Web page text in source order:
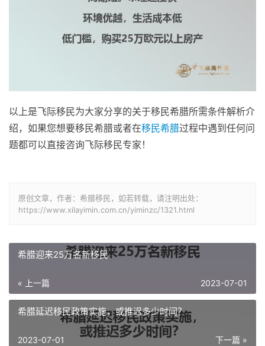
以上是飞际移民为大家分享的关于移民希腊所需条件解析介
绍，如果您想要移民希腊或者在移民希腊过程中遇到任何问
题都可以直接咨询飞际移民专家！
原创文章，作者：希腊移民，如若转载，请注明出处：
https://www.xilayimin.com.cn/yiminzc/1321.html
希腊迎来25万名新移民
« 上一篇 2023-07-01
希腊延迟移民政策实施，或推迟多少时间？
下一篇 »
2023-07-01